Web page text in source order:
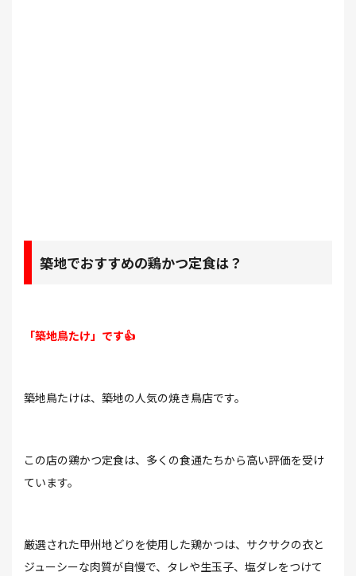
築地でおすすめの鶏かつ定食は？
「築地鳥たけ」です👍
築地鳥たけは、築地の人気の焼き鳥店です。
この店の鶏かつ定食は、多くの食通たちから高い評価を受け
ています。
厳選された甲州地どりを使用した鶏かつは、サクサクの衣と
ジューシーな肉質が自慢で、タレや生玉子、塩ダレをつけて